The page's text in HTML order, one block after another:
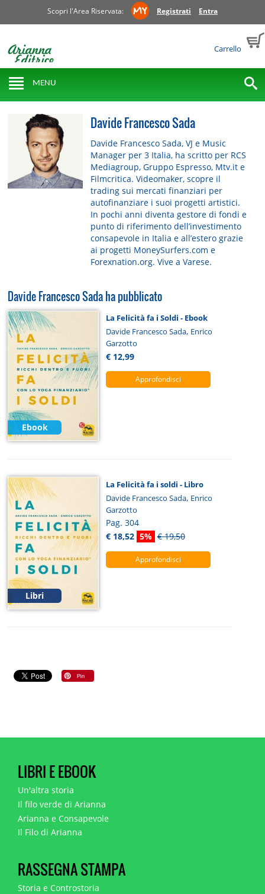
Scopri l'Area Riservata: Registrati Entra
Carrello
MENU
Davide Francesco Sada
Davide Francesco Sada, VJ e Music
Manager per 3 Italia, ha scritto per RCS
Mediagroup, Gruppo Espresso, Mtv.it e
Filmcritica. Videomaker, scopre il
trading sui mercati finanziari per
autofinanziare i suoi progetti artistici.
In pochi anni diventa gestore di fondi e
punto di riferimento dell’investimento
consapevole in Italia e all’estero grazie
ai progetti MoneySurfers.com e
Forexnation.org. Vive a Varese.
Davide Francesco Sada ha pubblicato
Ebook
La Felicità fa i Soldi - Ebook
Davide Francesco Sada, Enrico
Garzotto
€ 12,99
Approfondisci
Libri
La Felicità fa i soldi - Libro
Davide Francesco Sada, Enrico
Garzotto
Pag. 304
€ 18,52 5% € 19,50
Approfondisci
LIBRI E EBOOK
Un'altra storia
Il filo verde di Arianna
Arianna e Consapevole
Il Filo di Arianna
RASSEGNA STAMPA
Storia e Controstoria